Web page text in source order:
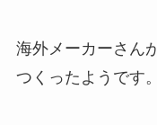
海外メーカーさん
つくったようです。